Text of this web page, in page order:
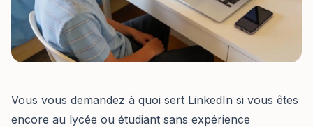
Vous vous demandez à quoi sert LinkedIn si vous êtes
encore au lycée ou étudiant sans expérience